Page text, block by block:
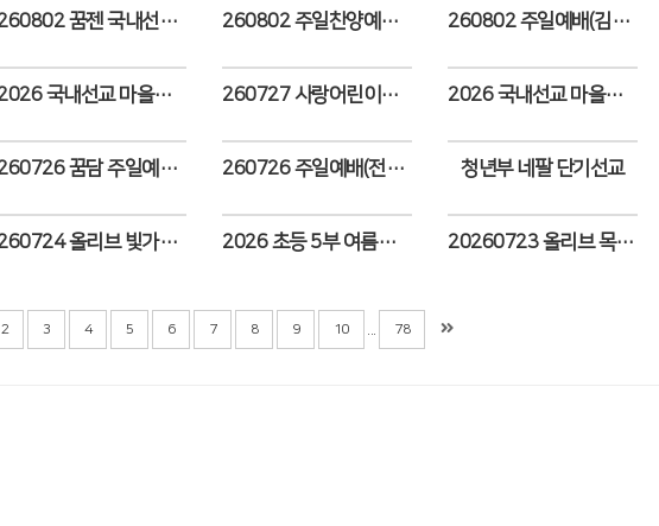
Views
260802 꿈젠 국내선교를 위한 아이스티 판매
Views
260802 주일찬양예배 - 교구와의 만남예배 3040 조이풀장년부
Views
260802 주일예배(김은찬 목사 설교/여울림찬양단 봉헌송)
Views
2026 국내선교 마을봉사 2일차
Views
260727 사랑어린이부 7월 학부모 기도회
Views
2026 국내선교 마을봉사 1일차
Views
260726 꿈담 주일예배 모습
Views
260726 주일예배(전도위원회 봉헌송/헌아기도)
Views
청년부 네팔 단기선교
260724 올리브 빛가득금요기도회(국내선교위원회 특송/김정준 목사 설교) 2026 초등 5부 여름성경학교(7/24-26) 20260723 올리브 목요 찬양집회
2 3 4 5 6 7 8 9 10 78